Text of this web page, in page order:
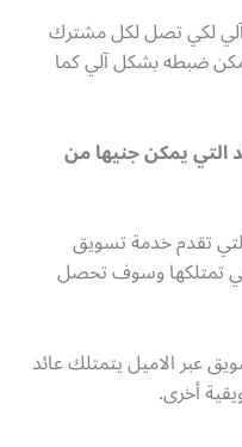
لكي تصل لكل مشترك
ضبطه بشكل آلي كما
التي يمكن جنيها من
تقدم خدمة تسويق
تمتلكها وسوف تحصل
عبر الاميل يتمتلك عائد
أخرى.